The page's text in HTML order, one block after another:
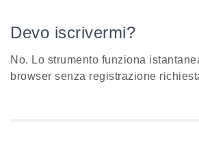
Devo iscrivermi?
No. Lo strumento funziona
browser senza registrazione